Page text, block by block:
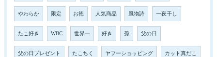
やわらか 限定 お徳 人気商品 風物詩 一夜干し
たこ好き WBC 世界一 好き 孫 父の日
父の日プレゼント たこちく ヤフーショッピング カット真だこ